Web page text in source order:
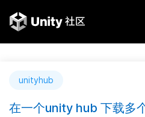
unityhub
在一个unity hub 下载多